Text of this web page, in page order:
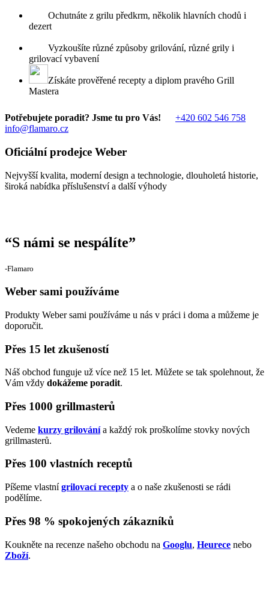
Ochutnáte z grilu předkrm, několik hlavních chodů i
dezert
Vyzkoušíte různé způsoby grilování, různé grily i
grilovací vybavení
Získáte prověřené recepty a diplom pravého Grill
Mastera
Potřebujete poradit? Jsme tu pro Vás!
+420 602 546 758
info@flamaro.cz
Oficiální prodejce Weber
Nejvyšší kvalita, moderní design a technologie, dlouholetá historie,
široká nabídka příslušenství a další výhody
“S námi se nespálíte”
‐Flamaro
Weber sami používáme
Produkty Weber sami používáme u nás v práci i doma a můžeme je
doporučit.
Přes 15 let zkušeností
Náš obchod funguje už více než 15 let. Můžete se tak spolehnout, že
Vám vždy dokážeme poradit.
Přes 1000 grillmasterů
Vedeme kurzy grilovánía každý rok proškolíme stovky nových
grillmasterů.
Přes 100 vlastních receptů
Píšeme vlastnígrilovací recepty a o naše zkušenosti se rádi
podělíme.
Přes 98 % spokojených zákazníků
Koukněte na recenze našeho obchodu na Googlu, Heurece nebo
Zboží.